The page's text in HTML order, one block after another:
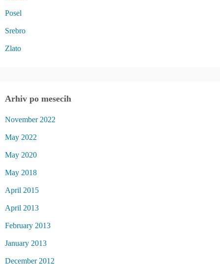
Posel
Srebro
Zlato
Arhiv po mesecih
November 2022
May 2022
May 2020
May 2018
April 2015
April 2013
February 2013
January 2013
December 2012